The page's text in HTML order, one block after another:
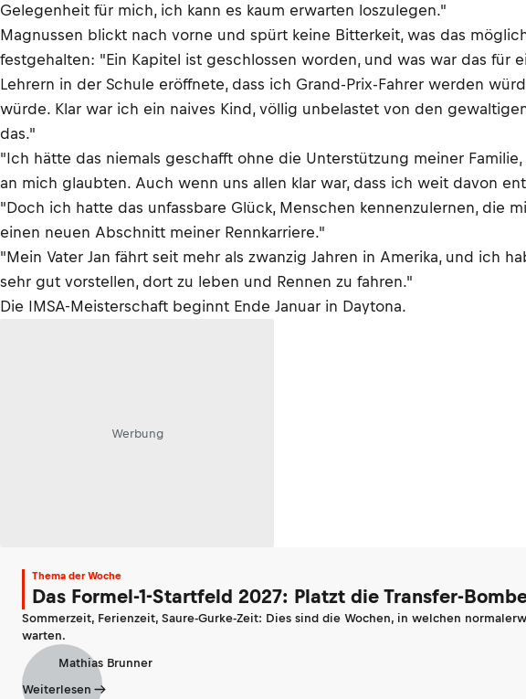
Gelegenheit für mich, ich kann es kaum erwarten loszulegen."
Magnussen blickt nach vorne und spürt keine Bitterkeit, was das
festgehalten: "Ein Kapitel ist geschlossen worden, und was war das für
Lehrern in der Schule eröffnete, dass ich Grand-Prix-Fahrer werden
würde. Klar war ich ein naives Kind, völlig unbelastet von den
das."
"Ich hätte das niemals geschafft ohne die Unterstützung meiner
an mich glaubten. Auch wenn uns allen klar war, dass ich weit davon
"Doch ich hatte das unfassbare Glück, Menschen kennenzulernen,
einen neuen Abschnitt meiner Rennkarriere."
"Mein Vater Jan fährt seit mehr als zwanzig Jahren in Amerika, und ich
sehr gut vorstellen, dort zu leben und Rennen zu fahren."
Die IMSA-Meisterschaft beginnt Ende Januar in Daytona.
Werbung
Thema der Woche
Das Formel-1-Startfeld 2027: Platzt die Transfer-
Sommerzeit, Ferienzeit, Saure-Gurke-Zeit: Dies sind die Wochen, in welchen
warten.
Mathias Brunner
Weiterlesen